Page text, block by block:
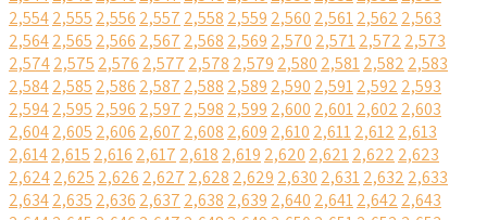
2,5542,555 2,556 2,557 2,558 2,559 2,560 2,5612,562 2,563
2,5642,565 2,566 2,567 2,568 2,569 2,570 2,5712,572 2,573
2,5742,575 2,576 2,577 2,578 2,579 2,580 2,5812,582 2,583
2,5842,585 2,586 2,587 2,588 2,589 2,590 2,5912,592 2,593
2,5942,595 2,596 2,597 2,598 2,599 2,600 2,6012,602 2,603
2,6042,605 2,606 2,607 2,608 2,609 2,610 2,6112,612 2,613
2,6142,615 2,616 2,617 2,618 2,619 2,620 2,6212,622 2,623
2,6242,625 2,626 2,627 2,628 2,629 2,630 2,6312,632 2,633
2,6342,635 2,636 2,637 2,638 2,639 2,640 2,6412,642 2,643